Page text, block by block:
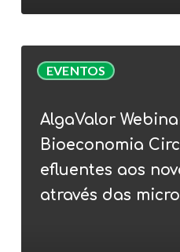
AlgaEurope
EVENTOS
Webinar
WP5:
Bioeconomia
Circular
AlgaValor
Bioeconomia
efluentes aos
através das